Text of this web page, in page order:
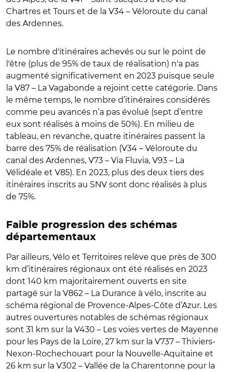
Chartres et Tours et de la V34 – Véloroute du canal
des Ardennes.
Le nombre d'itinéraires achevés ou sur le point de
l'être (plus de 95% de taux de réalisation) n'a pas
augmenté significativement en 2023 puisque seule
la V87 – La Vagabonde a rejoint cette catégorie. Dans
le même temps, le nombre d’itinéraires considérés
comme peu avancés n’a pas évolué (sept d’entre
eux sont réalisés à moins de 50%). En milieu de
tableau, en revanche, quatre itinéraires passent la
barre des 75% de réalisation (V34 – Véloroute du
canal des Ardennes, V73 – Via Fluvia, V93 – La
Vélidéale et V85). En 2023, plus des deux tiers des
itinéraires inscrits au SNV sont donc réalisés à plus
de 75%.
Faible progression des schémas
départementaux
Par ailleurs, Vélo et Territoires relève que près de 300
km d’itinéraires régionaux ont été réalisés en 2023
dont 140 km majoritairement ouverts en site
partagé sur la V862 – La Durance à vélo, inscrite au
schéma régional de Provence-Alpes-Côte d’Azur. Les
autres ouvertures notables de schémas régionaux
sont 31 km sur la V430 – Les voies vertes de Mayenne
pour les Pays de la Loire, 27 km sur la V737 – Thiviers-
Nexon-Rochechouart pour la Nouvelle-Aquitaine et
26 km sur la V302 – Vallée de la Charentonne pour la